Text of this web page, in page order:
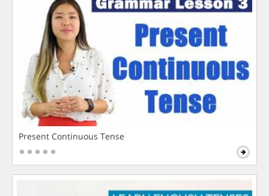
Present Continuous Tense